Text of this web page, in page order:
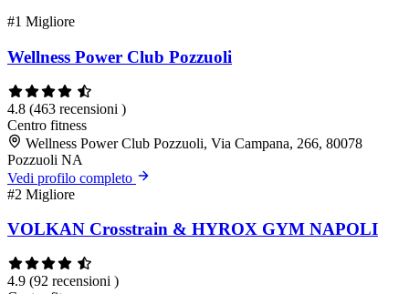
#1 Migliore
Wellness Power Club Pozzuoli
4.8 (463 recensioni )
Centro fitness
Wellness Power Club Pozzuoli, Via Campana, 266, 80078
Pozzuoli NA
Vedi profilo completo
#2 Migliore
VOLKAN Crosstrain & HYROX GYM NAPOLI
4.9 (92 recensioni )